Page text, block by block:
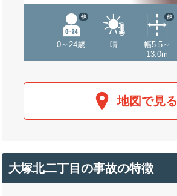
0～24歳
他
晴
幅5.5～
13.0m
他
地図で見る
大塚北二丁目の事故の特徴